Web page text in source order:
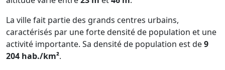
La ville fait partie des grands centres urbains,
caractérisés par une forte densité de population et une
activité importante. Sa densité de population est de9
204 hab./km².